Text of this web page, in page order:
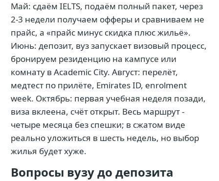
Май: сдаём IELTS, подаём полный пакет, через
2-3 недели получаем офферы и сравниваем не
прайс, а «прайс минус скидка плюс жильё».
Июнь: депозит, вуз запускает визовый процесс,
бронируем резиденцию на кампусе или
комнату в Academic City. Август: перелёт,
медтест по прилёте, Emirates ID, enrolment
week. Октябрь: первая учебная неделя позади,
виза вклеена, счёт открыт. Весь маршрут -
четыре месяца без спешки; в сжатом виде
реально уложиться в шесть недель, но выбор
жилья будет хуже.
Вопросы вузу до депозита